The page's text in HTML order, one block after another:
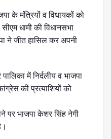
के मंत्रियों व विधायकों को
धामी की विधानसभा
ने जीत हासिल कर अपनी
में निर्दलीय व भाजपा
की प्रत्याशियों को
पर भाजपा केशर सिंह नेगी